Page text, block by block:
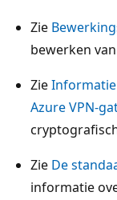
Zie
bewerken
Zie
Azure VPN-
Zie De
informatie